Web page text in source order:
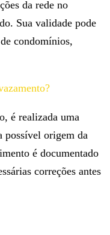
da rede no
Sua validade pode
condomínios,
é realizada uma
possível origem da
é documentado
correções antes